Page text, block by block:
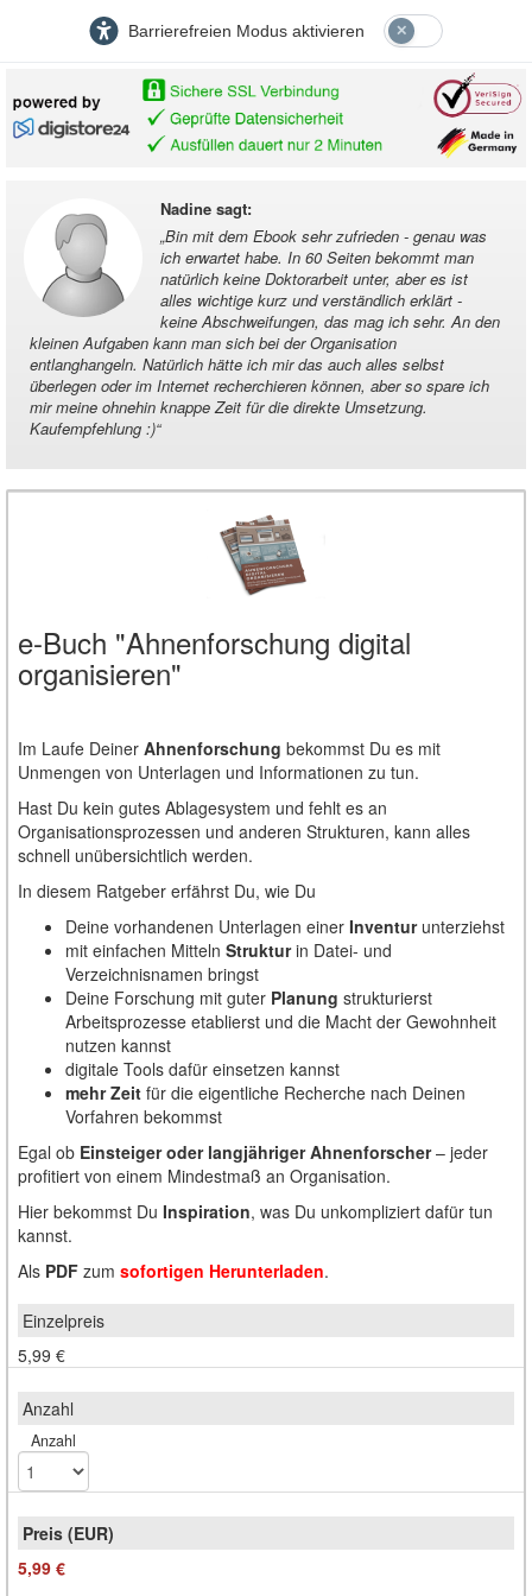
Barrierefreien Modus aktivieren
Nadine sagt:
„Bin mit dem Ebook sehr zufrieden - genau was
ich erwartet habe. In 60 Seiten bekommt man
natürlich keine Doktorarbeit unter, aber es ist
alles wichtige kurz und verständlich erklärt -
keine Abschweifungen, das mag ich sehr. An den
kleinen Aufgaben kann man sich bei der Organisation
entlanghangeln. Natürlich hätte ich mir das auch alles selbst
überlegen oder im Internet recherchieren können, aber so spare ich
mir meine ohnehin knappe Zeit für die direkte Umsetzung.
Kaufempfehlung :)“
e-Buch "Ahnenforschung digital
organisieren"
Im Laufe Deiner Ahnenforschung bekommst Du es mit
Unmengen von Unterlagen und Informationen zu tun.
Hast Du kein gutes Ablagesystem und fehlt es an
Organisationsprozessen und anderen Strukturen, kann alles
schnell unübersichtlich werden.
In diesem Ratgeber erfährst Du, wie Du
Deine vorhandenen Unterlagen einer Inventurunterziehst
mit einfachen Mitteln Strukturin Datei- und
Verzeichnisnamen bringst
Deine Forschung mit guter Planung strukturierst
Arbeitsprozesse etablierst und die Macht der Gewohnheit
nutzen kannst
digitale Tools dafür einsetzen kannst
mehr Zeit für die eigentliche Recherche nach Deinen
Vorfahren bekommst
Egal ob Einsteiger oder langjähriger Ahnenforscher– jeder
profitiert von einem Mindestmaß an Organisation.
Hier bekommst Du Inspiration, was Du unkompliziert dafür tun
kannst.
Als PDF zum sofortigen Herunterladen.
5,99 €
Anzahl
5,99 €